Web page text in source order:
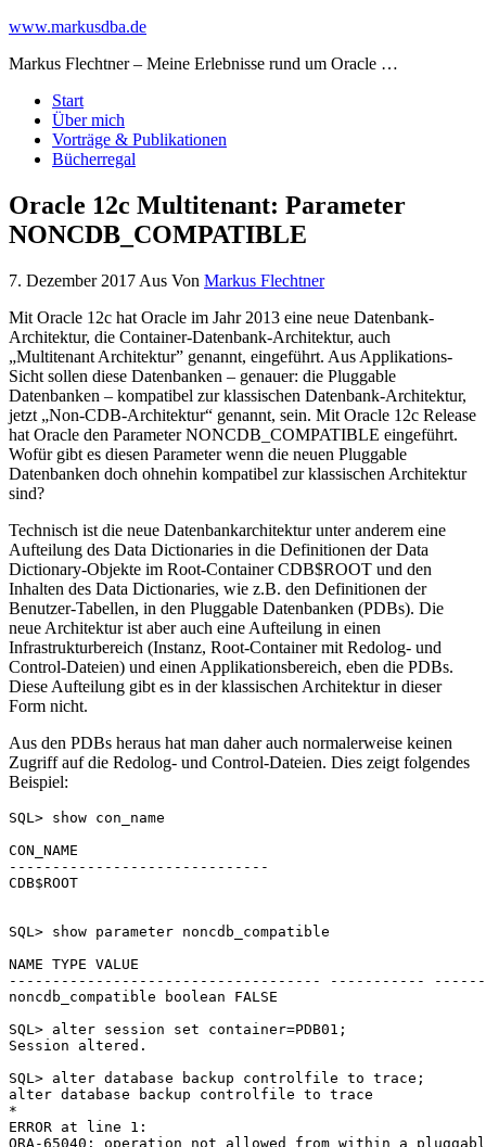
www.markusdba.de
Markus Flechtner – Meine Erlebnisse rund um Oracle …
Start
Über mich
Vorträge & Publikationen
Bücherregal
Oracle 12c Multitenant: Parameter
NONCDB_COMPATIBLE
7. Dezember 2017 Aus Von Markus Flechtner
Mit Oracle 12c hat Oracle im Jahr 2013 eine neue Datenbank-
Architektur, die Container-Datenbank-Architektur, auch
„Multitenant Architektur” genannt, eingeführt. Aus Applikations-
Sicht sollen diese Datenbanken – genauer: die Pluggable
Datenbanken – kompatibel zur klassischen Datenbank-Architektur,
jetzt „Non-CDB-Architektur“ genannt, sein. Mit Oracle 12c Release
hat Oracle den Parameter NONCDB_COMPATIBLE eingeführt.
Wofür gibt es diesen Parameter wenn die neuen Pluggable
Datenbanken doch ohnehin kompatibel zur klassischen Architektur
sind?
Technisch ist die neue Datenbankarchitektur unter anderem eine
Aufteilung des Data Dictionaries in die Definitionen der Data
Dictionary-Objekte im Root-Container CDB$ROOT und den
Inhalten des Data Dictionaries, wie z.B. den Definitionen der
Benutzer-Tabellen, in den Pluggable Datenbanken (PDBs). Die
neue Architektur ist aber auch eine Aufteilung in einen
Infrastrukturbereich (Instanz, Root-Container mit Redolog- und
Control-Dateien) und einen Applikationsbereich, eben die PDBs.
Diese Aufteilung gibt es in der klassischen Architektur in dieser
Form nicht.
Aus den PDBs heraus hat man daher auch normalerweise keinen
Zugriff auf die Redolog- und Control-Dateien. Dies zeigt folgendes
Beispiel:
SQL> show con_name
CON_NAME
------------------------------
CDB$ROOT
SQL> show parameter noncdb_compatible
NAME TYPE VALUE
------------------------------------ -----------
noncdb_compatible boolean FALSE
SQL> alter session set container=PDB01;
Session altered.
SQL> alter database backup controlfile to trace;
alter database backup controlfile to trace
*
ERROR at line 1:
ORA-65040: operation not allowed from within a